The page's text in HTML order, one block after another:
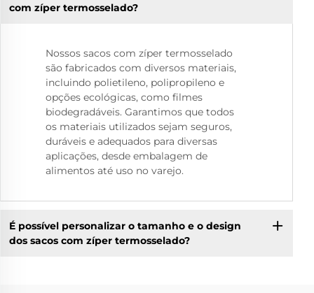
com zíper termosselado?
Nossos sacos com zíper termosselado
são fabricados com diversos materiais,
incluindo polietileno, polipropileno e
opções ecológicas, como filmes
biodegradáveis. Garantimos que todos
os materiais utilizados sejam seguros,
duráveis e adequados para diversas
aplicações, desde embalagem de
alimentos até uso no varejo.
É possível personalizar o tamanho e o design
dos sacos com zíper termosselado?